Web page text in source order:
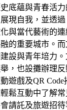
底蘊與青春活
現自我，並透過
與當代藝術的
的重要城市。
設與青年培力
，也設攤辦理
遊戲及QR
鬆互動中了解
請託及旅遊招